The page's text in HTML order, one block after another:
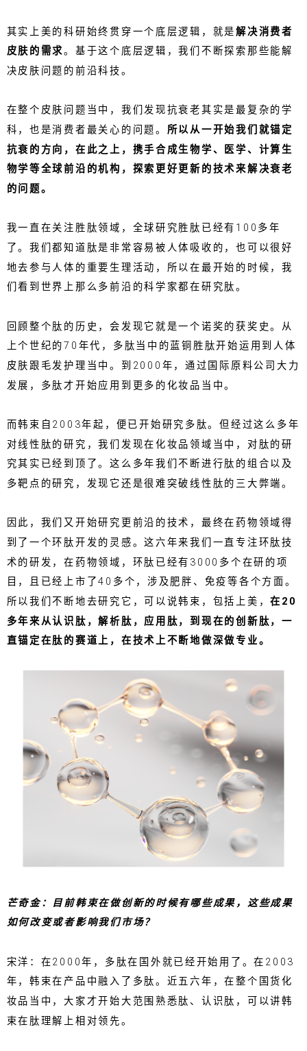
其实上美的科研始终贯穿一个底层逻辑，就是解决消费者
皮肤的需求。基于这个底层逻辑，我们不断探索那些能解
决皮肤问题的前沿科技。
在整个皮肤问题当中，我们发现抗衰老其实是最复杂的学
科，也是消费者最关心的问题。 所以从一开始我们就锚定
抗衰的方向，在此之上，携手合成生物学、医学、计算生
物学等全球前沿的机构，探索更好更新的技术来解决衰老
的问题。
我一直在关注胜肽领域，全球研究胜肽已经有100多年
了。我们都知道肽是非常容易被人体吸收的，也可以很好
地去参与人体的重要生理活动，所以在最开始的时候，我
们看到世界上那么多前沿的科学家都在研究肽。
回顾整个肽的历史，会发现它就是一个诺奖的获奖史。从
上个世纪的70年代，多肽当中的蓝铜胜肽开始运用到人体
皮肤跟毛发护理当中。到2000年，通过国际原料公司大力
发展，多肽才开始应用到更多的化妆品当中。
而韩束自2003年起，便已开始研究多肽。但经过这么多年
对线性肽的研究，我们发现在化妆品领域当中，对肽的研
究其实已经到顶了。这么多年我们不断进行肽的组合以及
多靶点的研究，发现它还是很难突破线性肽的三大弊端。
因此，我们又开始研究更前沿的技术，最终在药物领域得
到了一个环肽开发的灵感。这六年来我们一直专注环肽技
术的研发，在药物领域，环肽已经有3000多个在研的项
目，且已经上市了40多个，涉及肥胖、免疫等各个方面。
所以我们不断地去研究它，可以说韩束，包括上美，在20
多年来从认识肽，解析肽，应用肽，到现在的创新肽，一
直锚定在肽的赛道上，在技术上不断地做深做专业。
芒奇金：目前韩束在做创新的时候有哪些成果，这些成果
如何改变或者影响我们市场？
宋洋：在2000年，多肽在国外就已经开始用了。在2003
年，韩束在产品中融入了多肽。近五六年，在整个国货化
妆品当中，大家才开始大范围熟悉肽、认识肽，可以讲韩
束在肽理解上相对领先。